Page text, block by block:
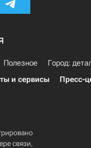
Полезное
Город:
и сервисы Пресс-
связи,